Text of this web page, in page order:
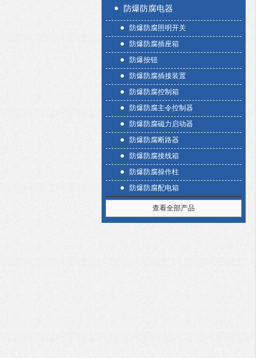
防爆防腐电器
防爆防腐照明开关
防爆防腐插座箱
防爆按钮
防爆防腐插接装置
防爆防腐控制箱
防爆防腐主令控制器
防爆防腐磁力启动器
防爆防腐断路器
防爆防腐接线箱
防爆防腐操作柱
防爆防腐配电箱
查看全部产品